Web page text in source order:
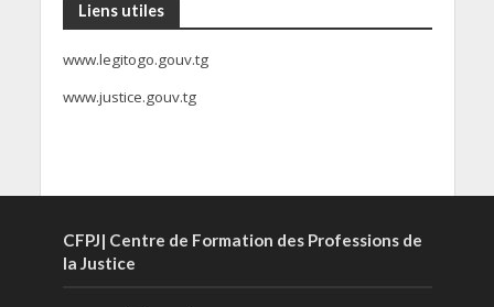
Liens utiles
www.legitogo.gouv.tg
www.justice.gouv.tg
CFPJ| Centre de Formation des Professions de
la Justice